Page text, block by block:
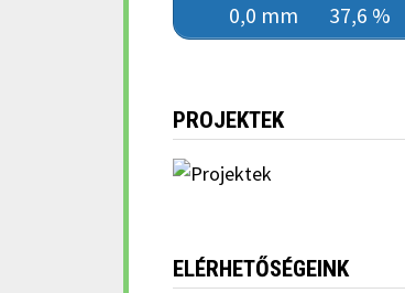
0,0 mm
37,6 %
PROJEKTEK
ELÉRHETŐSÉGEINK